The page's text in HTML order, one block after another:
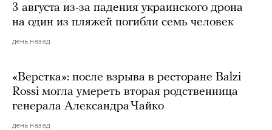
3 августа из-за падения украинского дрона
на один из пляжей погибли семь человек
день назад
«Верстка»: после взрыва в ресторане Balzi
Rossi могла умереть вторая родственница
генерала Александра Чайко
день назад